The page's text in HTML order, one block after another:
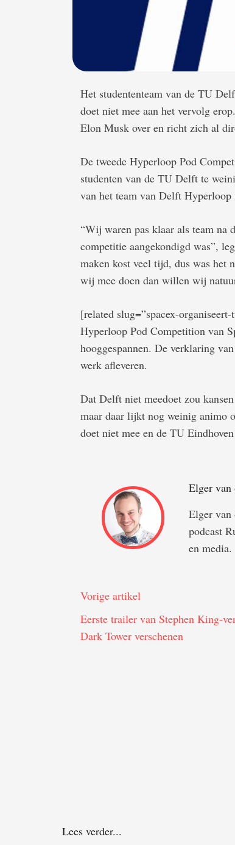
Het studententeam van de TU
doet niet mee aan het vervolg
Elon Musk over en richt zich al
De tweede Hyperloop Pod
studenten van de TU Delft te
van het team van Delft
“Wij waren pas klaar als team na
competitie aangekondigd was”,
maken kost veel tijd, dus was het
wij mee doen dan willen wij
[related slug=”spacex-
Hyperloop Pod Competition van
hooggespannen. De verklaring
werk afleveren.
Dat Delft niet meedoet zou
maar daar lijkt nog weinig animo
doet niet mee en de TU
Elger van
Elger
podcast
en media.
Vorige artikel
Eerste trailer van Stephen King-
Dark Tower verschenen
Lees verder...